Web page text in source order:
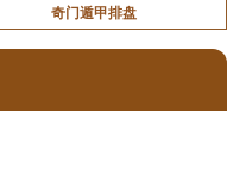
噬嗑 离上震下
艮上离下
艮上坤下
奇门遁甲排盘